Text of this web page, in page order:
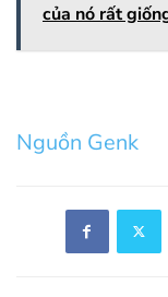
của nó rất
Nguồn Genk